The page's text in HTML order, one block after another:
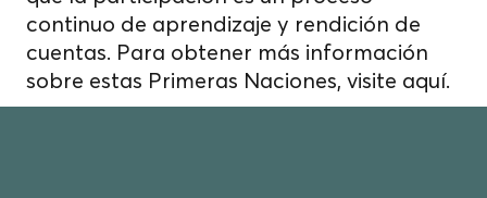
continuo de aprendizaje y rendición de
cuentas. Para obtener más información
sobre estas Primeras Naciones, visite aquí.